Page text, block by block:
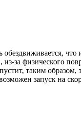
что
за физического
таким образом,
запуск на